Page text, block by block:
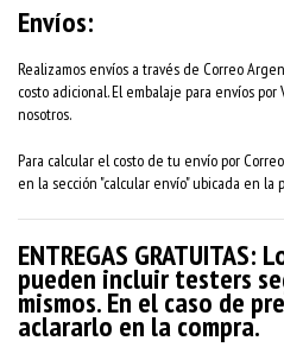
Envíos:
Realizamos envíos a través de Correo
costo adicional. El embalaje para envíos
nosotros.
Para calcular el costo de tu envío por
en la sección "calcular envío" ubicada en
ENTREGAS
pueden incluir testers
mismos. En el caso de
aclararlo en la compra.